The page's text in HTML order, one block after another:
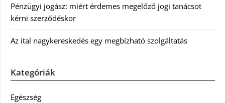
Pénzügyi jogász: miért érdemes megelőző jogi tanácsot
kérni szerződéskor
Az ital nagykereskedés egy megbízható szolgáltatás
Kategóriák
Egészség